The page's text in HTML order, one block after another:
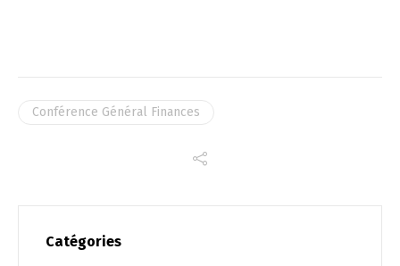
Conférence Général Finances
Catégories